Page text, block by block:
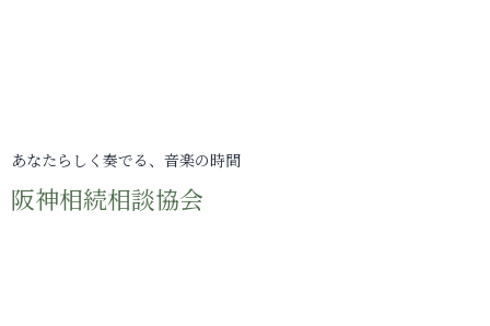
あなたらしく奏でる、音楽の時間
阪神相続相談協会